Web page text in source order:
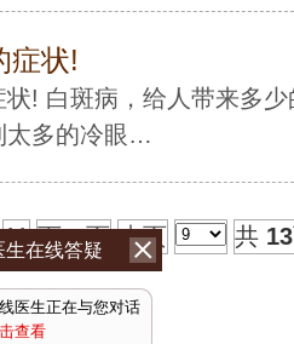
状!
状! 白斑病，给人带来多少
太多的冷眼…
11 下一页 末页 共 13
生在线答疑
医生正在与您对话
查看